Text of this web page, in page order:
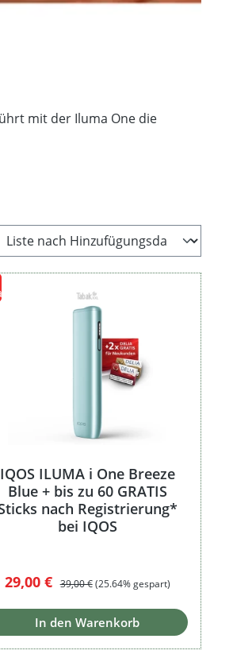
mit der Iluma One die
IQOS ILUMA i One Breeze
Blue + bis zu 60 GRATIS
nach Registrierung*
bei IQOS
Verkaufspreis:
29,00 € Regulärer Preis:
39,00 €(25.64% gespart)
In den Warenkorb